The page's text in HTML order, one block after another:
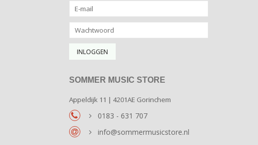
SOMMER MUSIC STORE
Appeldijk 11 | 4201AE Gorinchem
0183 - 631 707
info@sommermusicstore.nl